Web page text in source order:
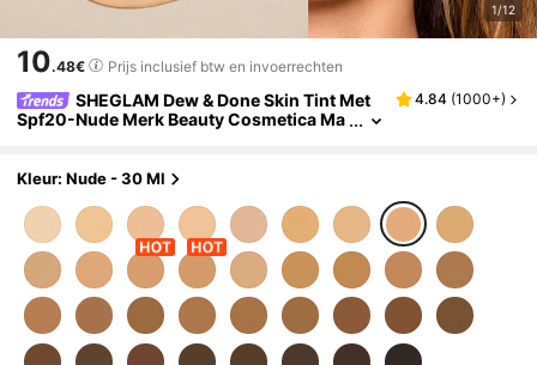
1/12
10.48€ Prijs inclusief btw en invoerrechten
SHEGLAM Dew & Done Skin Tint Met
Spf20-Nude Merk Beauty Cosmetica Ma
4.84 (1000+)
Kleur: Nude - 30 Ml